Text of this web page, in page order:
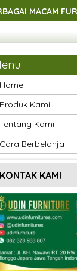
FURNITURE
FURNITURE
FURNITURE
Home
Produk Kami
Tentang Kami
Cara Berbelanja
KONTAK KAMI